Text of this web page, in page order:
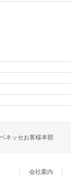
ネッセお客様本部
会社案内